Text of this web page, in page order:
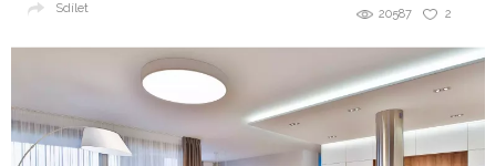
2
20587
Sdílet